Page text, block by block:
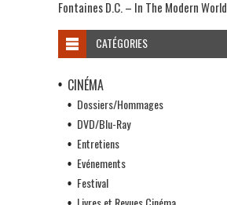
Fontaines D.C. – In The Modern World
CATÉGORIES
CINÉMA
Dossiers/Hommages
DVD/Blu-Ray
Entretiens
Evénements
Festival